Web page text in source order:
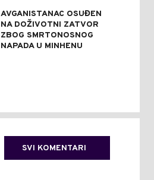
AVGANISTANAC OSUĐEN
NA DOŽIVOTNI ZATVOR
ZBOG SMRTONOSNOG
NAPADA U MINHENU
SVI KOMENTARI